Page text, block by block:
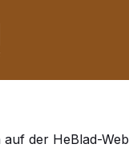
berücksichtigen
der HeBlad-